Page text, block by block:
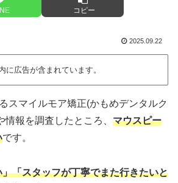
コピー
2025.09.22
に広告が含まれています。
スマイルモア矯正(かもめデンタルク
情報を調査したところ、 マウスピー
です。
「スタッフが丁寧でまた行きたいと